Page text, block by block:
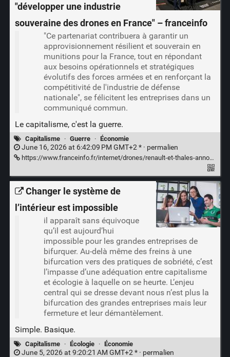
"développer une industrie
souveraine des drones en France" – franceinfo
"Ce partenariat contribuera à garantir un
approvisionnement résilient et souverain en
munitions pour la France, tout en répondant
aux besoins opérationnels et stratégiques
évolutifs des forces armées et en renforçant la
compétitivité de l'industrie de défense
nationale", se félicitent les entreprises dans un
communiqué commun.
Le capitalisme, c'est la guerre.
Capitalisme · Guerre · Économie
June 16, 2026 at 6:42:09 PM GMT+2 * · permalien
https://www.franceinfo.fr/internet/drones/renault-et-thales-annoncent-la-signature-d-un-partenariat-pour-developper-une-industrie-souveraine-des-drones-en-france_8063609.html
Changer le système de
l’intérieur est impossible
il apparaît sans équivoque
qu’il est aujourd’hui
impossible pour les grandes entreprises de
bifurquer. Au-delà même des freins à une
bifurcation vers des pratiques de sobriété, c’est
l’impasse d’une adéquation entre capitalisme
et écologie à laquelle on se heurte. L’enjeu
central qui se dresse devant nous n’est plus la
bifurcation des grandes entreprises mais leur
fermeture et leur démantèlement.
Simple. Basique.
Capitalisme · Écologie · Économie
June 5, 2026 at 9:20:21 AM GMT+2 * · permalien